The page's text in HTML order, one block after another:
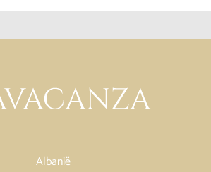
Albanië